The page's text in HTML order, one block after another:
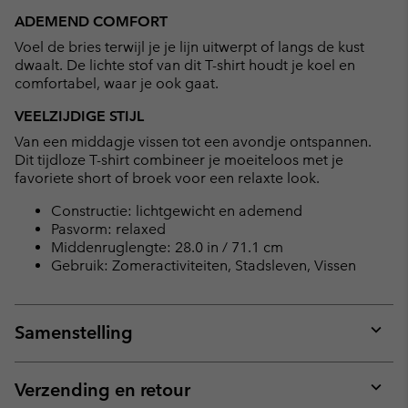
ADEMEND COMFORT
Voel de bries terwijl je je lijn uitwerpt of langs de kust
dwaalt. De lichte stof van dit T-shirt houdt je koel en
comfortabel, waar je ook gaat.
VEELZIJDIGE STIJL
Van een middagje vissen tot een avondje ontspannen.
Dit tijdloze T-shirt combineer je moeiteloos met je
favoriete short of broek voor een relaxte look.
Constructie: lichtgewicht en ademend
Pasvorm: relaxed
Middenruglengte: 28.0 in / 71.1 cm
Gebruik: Zomeractiviteiten, Stadsleven, Vissen
Samenstelling
or
Verzending en retour